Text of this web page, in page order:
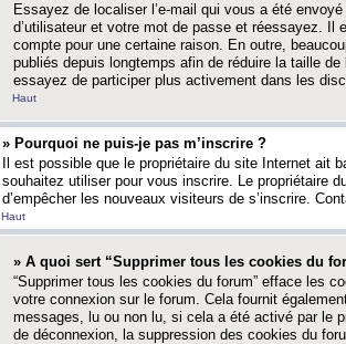
Essayez de localiser l’e-mail qui vous a été
d’utilisateur et votre mot de passe et réessayez. Il
compte pour une certaine raison. En outre,
publiés depuis longtemps afin de réduire la taille
essayez de participer plus activement dans les
Haut
» Pourquoi ne puis-je pas m’inscrire ?
Il est possible que le propriétaire du site Internet ait
souhaitez utiliser pour vous inscrire. Le propriétaire
d’empêcher les nouveaux visiteurs de s’inscrire.
Haut
» A quoi sert “Supprimer tous les cookies du
“Supprimer tous les cookies du forum” efface les
votre connexion sur le forum. Cela fournit
messages, lu ou non lu, si cela a été activé par le
de déconnexion, la suppression des cookies du